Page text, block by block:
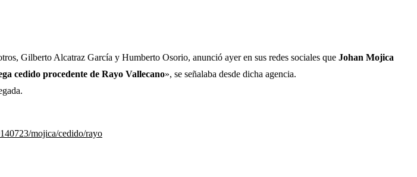
Gilberto Alcatraz García y Humberto Osorio, anunció ayer en sus redes sociales que Johan Mojica
cedido procedente de Rayo Vallecano», se señalaba desde dicha agencia.
mojica/cedido/rayo